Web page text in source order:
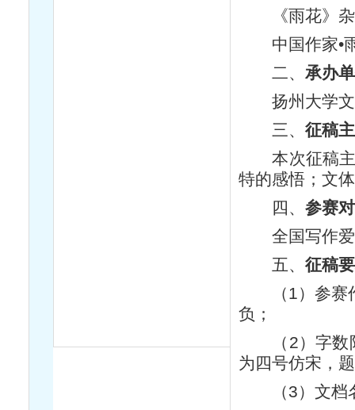
《雨花》
中国作家•
二、 承办
扬州大学
三、 征稿
本次征稿主
特的感悟；文
四、 参赛
全国写作
五、 征稿
（1）参赛作
负；
（2）字数限
为四号仿宋，
（3）文档名